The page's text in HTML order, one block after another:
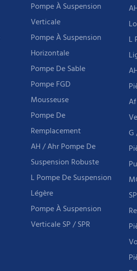
Pompe À Suspension
Verticale
Pompe À Suspension
Horizontale
Pompe De Sable
Pompe FGD
Mousseuse
Pompe De
Remplacement
AH / Ahr Pompe De
Suspension Robuste
L Pompe De Suspension
Légère
Pompe À Suspension
Verticale SP / SPR
L
G